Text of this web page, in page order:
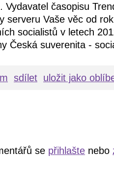
Vydavatel časopisu
serveru Vaše věc od
socialistů v letech
Česká suverenita -
sdílet uložit jako
se přihlašte nebo